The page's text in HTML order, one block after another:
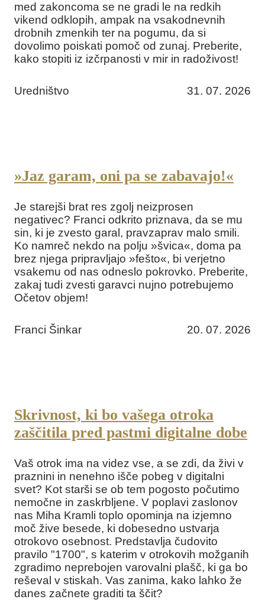
med zakoncoma se ne gradi le na redkih
vikend odklopih, ampak na vsakodnevnih
drobnih zmenkih ter na pogumu, da si
dovolimo poiskati pomoč od zunaj. Preberite,
kako stopiti iz izčrpanosti v mir in radoživost!
Uredništvo 31. 07. 2026
»Jaz garam, oni pa se zabavajo!«
Je starejši brat res zgolj neizprosen
negativec? Franci odkrito priznava, da se mu
sin, ki je zvesto garal, pravzaprav malo smili.
Ko namreč nekdo na polju »švica«, doma pa
brez njega pripravljajo »fešto«, bi verjetno
vsakemu od nas odneslo pokrovko. Preberite,
zakaj tudi zvesti garavci nujno potrebujemo
Očetov objem!
Franci Šinkar 20. 07. 2026
Skrivnost, ki bo vašega otroka
zaščitila pred pastmi digitalne dobe
Vaš otrok ima na videz vse, a se zdi, da živi v
praznini in nenehno išče pobeg v digitalni
svet? Kot starši se ob tem pogosto počutimo
nemočne in zaskrbljene. V poplavi zaslonov
nas Miha Kramli toplo opominja na izjemno
moč žive besede, ki dobesedno ustvarja
otrokovo osebnost. Predstavlja čudovito
pravilo "1700", s katerim v otrokovih možganih
zgradimo neprebojen varovalni plašč, ki ga bo
reševal v stiskah. Vas zanima, kako lahko že
danes začnete graditi ta ščit?